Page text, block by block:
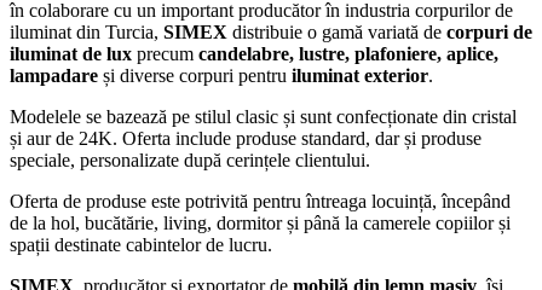
în colaborare cu un important producător în industria corpurilor de
iluminat din Turcia, SIMEX distribuie o gamă variată de corpuri de
iluminat de lux precum candelabre, lustre, plafoniere, aplice,
lampadare și diverse corpuri pentru iluminat exterior.
Modelele se bazează pe stilul clasic și sunt confecționate din cristal
și aur de 24K. Oferta include produse standard, dar și produse
speciale, personalizate după cerințele clientului.
Oferta de produse este potrivită pentru întreaga locuință, începând
de la hol, bucătărie, living, dormitor și până la camerele copiilor și
spații destinate cabintelor de lucru.
SIMEX , producător și exportator de mobilă din lemn masiv , își